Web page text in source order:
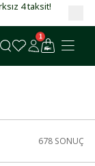
4 taksit!
1
678 SONUÇ